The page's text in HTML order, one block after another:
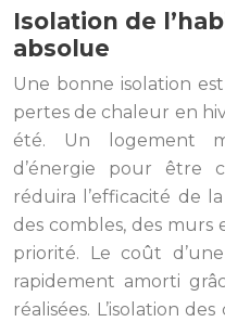
Isolation de
absolue
Une bonne isolation
pertes de chaleur en
été. Un logement
d’énergie pour être
réduira l’efficacité de
des combles, des
priorité. Le coût
rapidement amorti
réalisées. L’isolation